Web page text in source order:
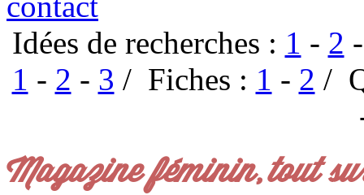
Idées de recherches : 1 - 2
1 - 2 - 3 / Fiches : 1 - 2 /
Magazine féminin, tout